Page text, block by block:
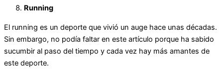
Running
El running es un deporte que vivió un auge hace unas décadas.
Sin embargo, no podía faltar en este artículo porque ha sabido
sucumbir al paso del tiempo y cada vez hay más amantes de
este deporte.